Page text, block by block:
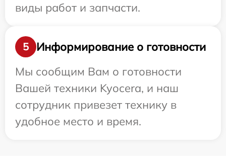
виды работ и запчасти.
5
Информирование о готовности
Мы сообщим Вам о готовности
Вашей техники Kyocera, и наш
сотрудник привезет технику в
удобное место и время.